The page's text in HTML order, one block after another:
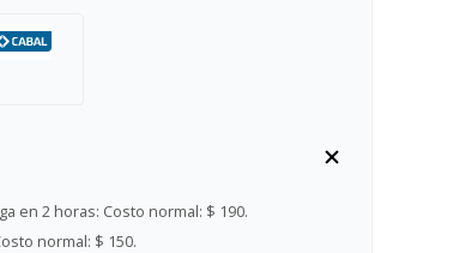
en 2 horas: Costo normal: $ 190.
normal: $ 150.